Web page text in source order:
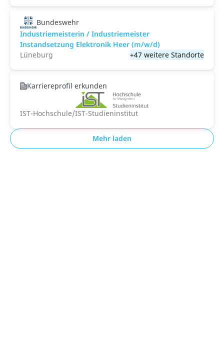
Bundeswehr
Industriemeisterin / Industriemeister
Instandsetzung Elektronik Heer (m/w/d)
Lüneburg
+47 weitere Standorte
Karriereprofil erkunden
IST-Hochschule/IST-Studieninstitut
Mehr laden